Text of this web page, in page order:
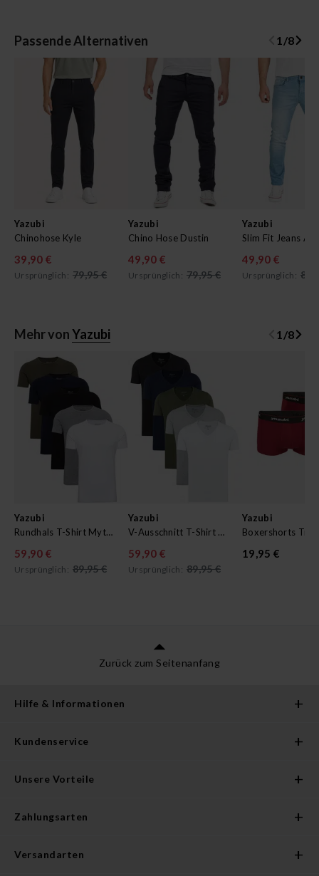
Passende Alternativen 1/8
Yazubi
Chinohose Kyle
39,90 €
Ursprünglich: 79,95 €
Yazubi
Chino Hose Dustin
49,90 €
Ursprünglich: 79,95 €
Yazubi
Slim Fit Jeans
49,90 €
Ursprünglich:
Mehr vonYazubi 1 /8
Yazubi
Rundhals T-Shirt Mythic im 5er Pack
59,90 €
Ursprünglich: 89,95 €
Yazubi
V-Ausschnitt T-Shirt Mythic im 5er Pack
59,90 €
Ursprünglich: 89,95 €
Yazubi
Boxershorts
19,95 €
Zurück zum Seitenanfang
Hilfe & Informationen
Kundenservice
Unsere Vorteile
Zahlungsarten
Versandarten